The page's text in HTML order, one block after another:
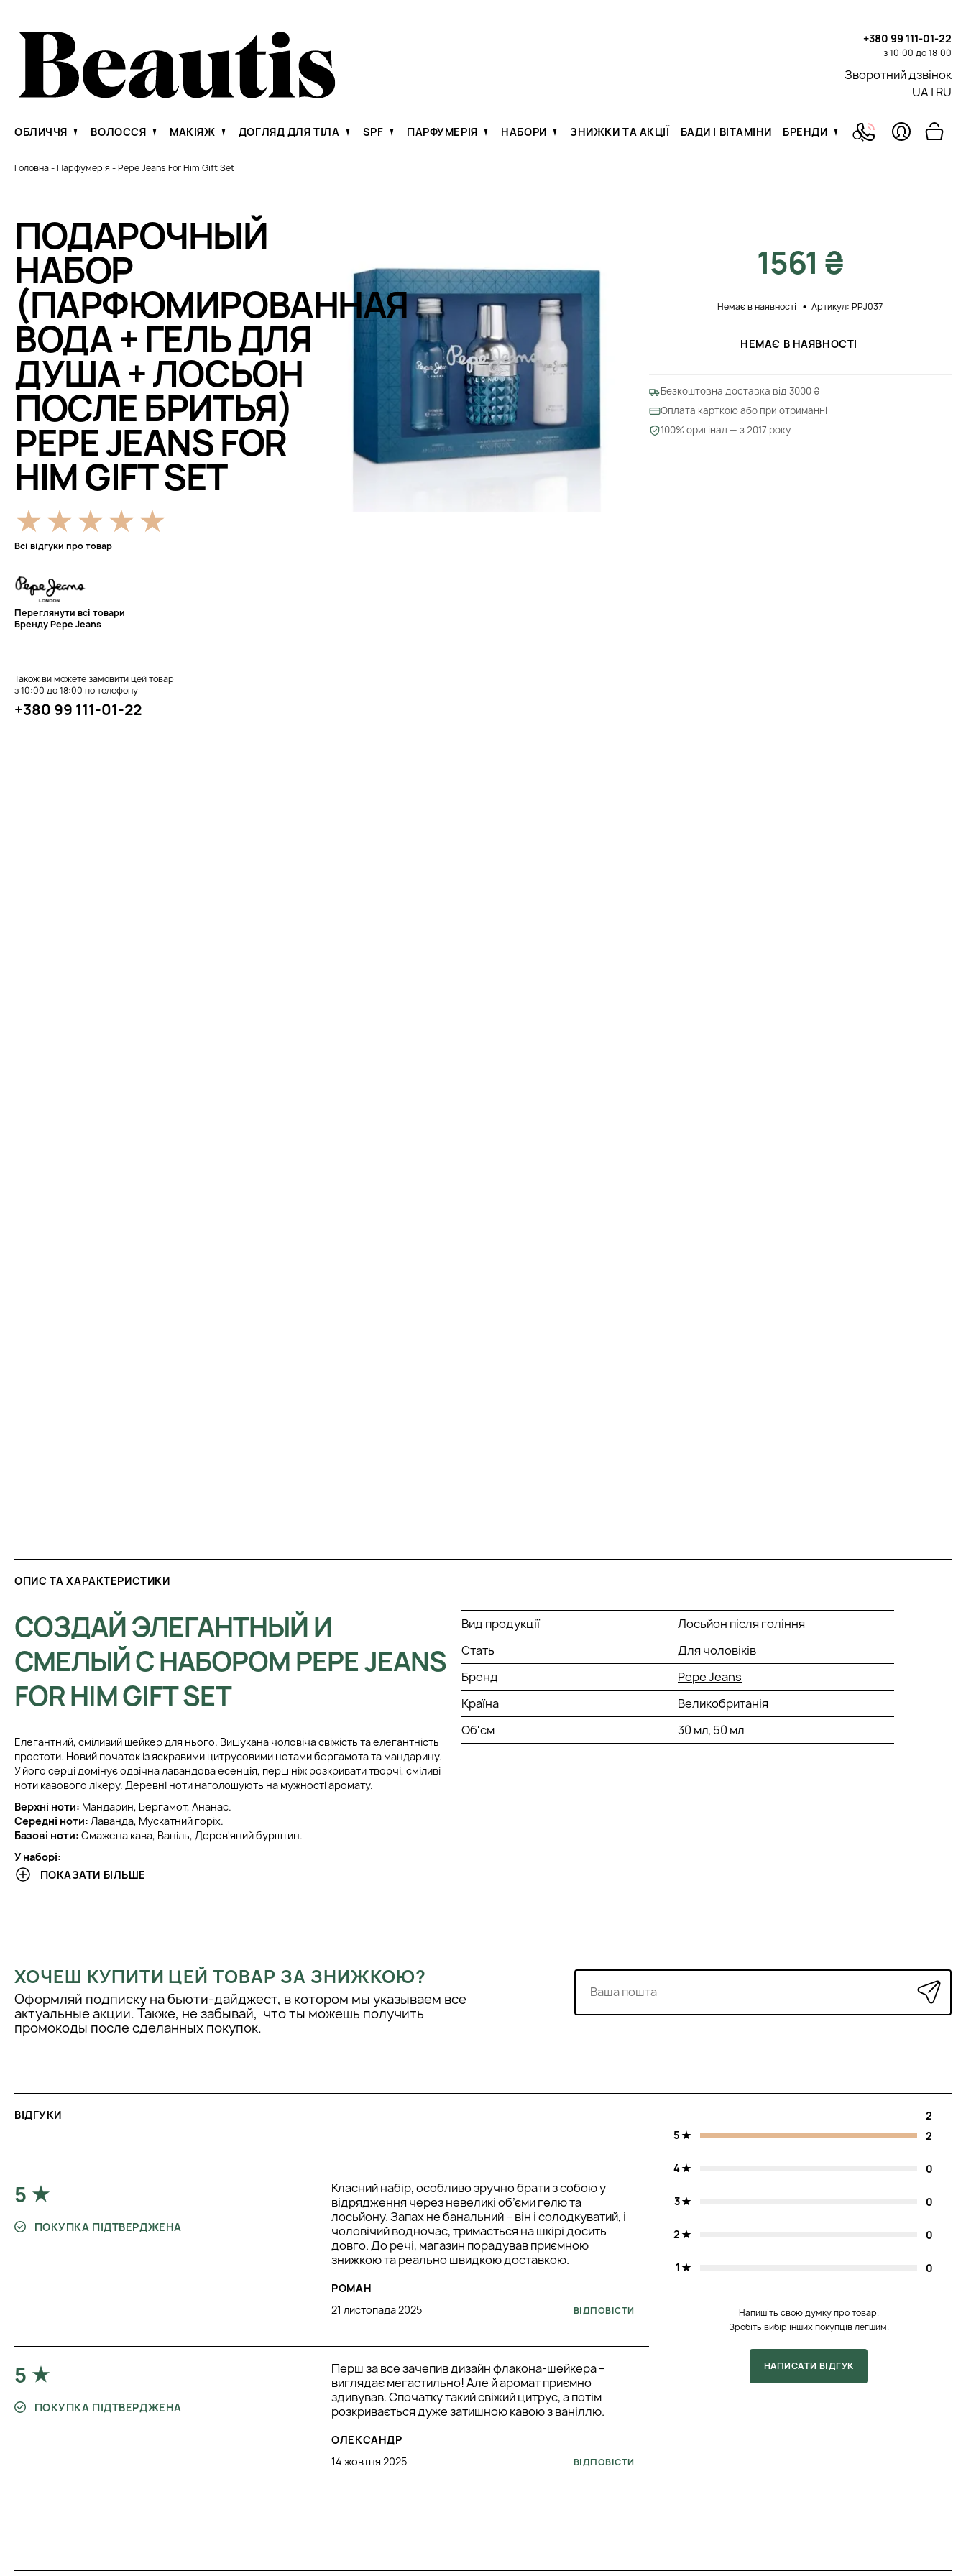
+380 99 111-01-22
з 10:00 до 18:00
Зворотний дзвінок
UA | RU
ОБЛИЧЧЯ ВОЛОССЯ МАКІЯЖ ДОГЛЯД ДЛЯ ТІЛА SPF ПАРФУМЕРІЯ НАБОРИ ЗНИЖКИ ТА АКЦІЇ БАДИ І ВІТАМІНИ БРЕНДИ
Головна-Парфумерія -Pepe Jeans For Him Gift Set
ПОДАРОЧНЫЙ
НАБОР
(ПАРФЮМИРОВАННАЯ
ВОДА + ГЕЛЬ ДЛЯ
ДУША + ЛОСЬОН
ПОСЛЕ БРИТЬЯ)
PEPE JEANS FOR
HIM GIFT SET
Всі відгуки про товар
Переглянути всі товари
Бренду Pepe Jeans
Також ви можете замовити цей товар
з 10:00 до 18:00 по телефону
+380 99 111-01-22
1561 ₴
Немає в наявності Артикул: PPJ037
НЕМАЄ В НАЯВНОСТІ
Безкоштовна доставка від 3000 ₴
Оплата карткою або при отриманні
100% оригінал — з 2017 року
ОПИС ТА ХАРАКТЕРИСТИКИ
СОЗДАЙ ЭЛЕГАНТНЫЙ И
СМЕЛЫЙ С НАБОРОМ PEPE JEANS
FOR HIM GIFT SET
Елегантний, сміливий шейкер для нього. Вишукана чоловіча свіжість та елегантність
простоти. Новий початок із яскравими цитрусовими нотами бергамота та мандарину.
У його серці домінує одвічна лавандова есенція, перш ніж розкривати творчі, сміливі
ноти кавового лікеру. Деревні ноти наголошують на мужності аромату.
Верхні ноти: Мандарин, Бергамот, Ананас.
Середні ноти: Лаванда, Мускатний горіх.
Базові ноти: Смажена кава, Ваніль, Дерев'яний бурштин.
У наборі:
Парфумована вода 30 мл,
ПОКАЗАТИ БІЛЬШЕ
Вид продукції
Лосьйон після гоління
Стать
Для чоловіків
Бренд
Pepe Jeans
Країна
Великобританія
Об'єм
30 мл, 50 мл
ХОЧЕШ КУПИТИ ЦЕЙ ТОВАР ЗА ЗНИЖКОЮ?
Оформляй подписку на бьюти-дайджест, в котором мы указываем все
актуальные акции. Также, не забывай, что ты можешь получить
промокоды после сделанных покупок.
ВІДГУКИ
5
ПОКУПКА ПІДТВЕРДЖЕНА
Класний набір, особливо зручно брати з собою у
відрядження через невеликі об’єми гелю та
лосьйону. Запах не банальний – він і солодкуватий, і
чоловічий водночас, тримається на шкірі досить
довго. До речі, магазин порадував приємною
знижкою та реально швидкою доставкою.
РОМАН
21 листопада 2025
ВІДПОВІСТИ
2
5
2
4 0
3 0
2 0
1 0
Напишіть свою думку про товар.
Зробіть вибір інших покупців легшим.
НАПИСАТИ ВІДГУК
5
ПОКУПКА ПІДТВЕРДЖЕНА
Перш за все зачепив дизайн флакона-шейкера –
виглядає мегастильно! Але й аромат приємно
здивував. Спочатку такий свіжий цитрус, а потім
розкривається дуже затишною кавою з ваніллю.
ОЛЕКСАНДР
14 жовтня 2025
ВІДПОВІСТИ